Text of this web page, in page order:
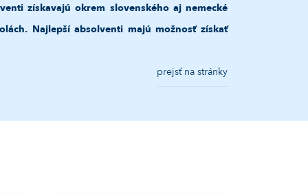
získavajú okrem slovenského aj nemecké
Najlepší absolventi majú možnosť získať
prejsť na stránky